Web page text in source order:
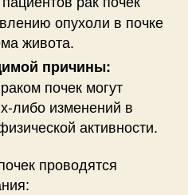
опухоли в почке
живота.
причины:
почек могут
либо изменений в
активности.
проводятся